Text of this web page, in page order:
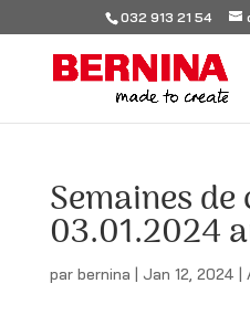
032 913 21 54
Semaines
03.01.2024
par bernina | Jan 12, 2024 |